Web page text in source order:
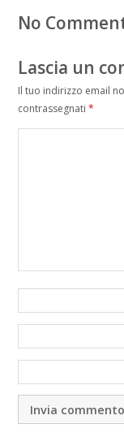
No
Lascia un
Il tuo indirizzo email
contrassegnati *